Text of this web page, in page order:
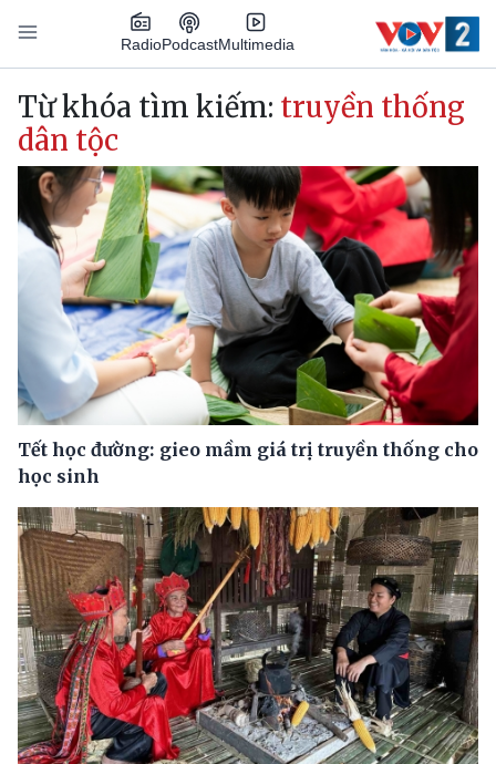
Nhảy đến nội dung
RadioPodcastMultimedia
Main navigation
Từ khóa tìm kiếm: truyền thống
dân tộc
Tết học đường: gieo mầm giá trị truyền thống cho
học sinh